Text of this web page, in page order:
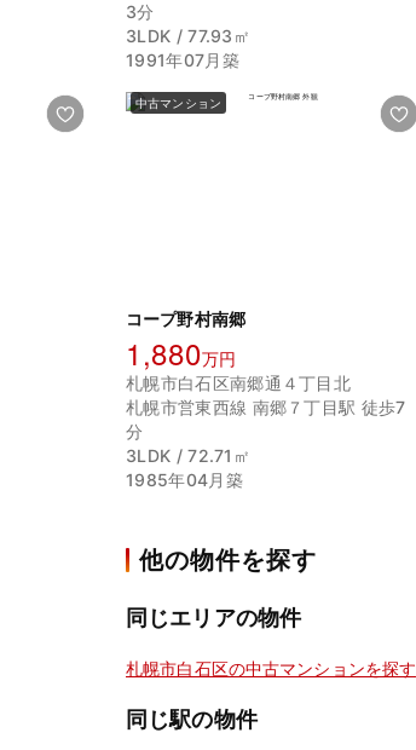
3分
3LDK / 77.93㎡
1991年07月築
中古マンション
コープ野村南郷
1,880万円
札幌市白石区南郷通４丁目北
札幌市営東西線 南郷７丁目駅 徒歩7
分
3LDK / 72.71㎡
1985年04月築
他の物件を探す
同じエリアの物件
札幌市白石区の中古マンションを探す
同じ駅の物件